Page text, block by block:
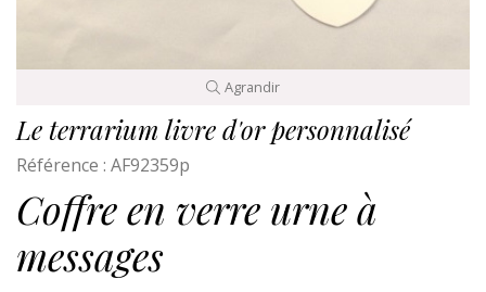
Agrandir
Le terrarium livre d'or personnalisé
Référence : AF92359p
Coffre en verre urne à
messages